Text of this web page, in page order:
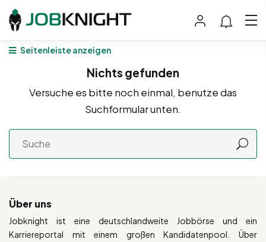
Seitenleiste anzeigen
Nichts gefunden
Versuche es bitte noch einmal, benutze das
Suchformular unten.
Über uns
Jobknight ist eine deutschlandweite Jobbörse und ein
Karriereportal mit einem großen Kandidatenpool. Über